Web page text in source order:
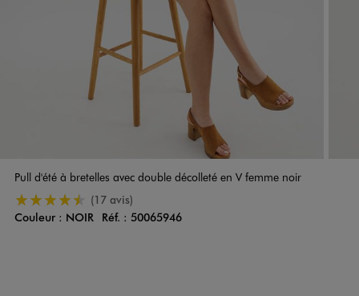
Pull d'été à bretelles avec double décolleté en V femme noir
4.5/5 de moyenne
(17 avis)
Couleur
Couleur : NOIR Réf. : 50065946